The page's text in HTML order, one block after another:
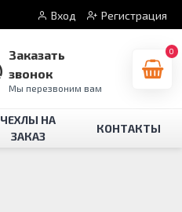
Вход Регистрация
Заказать
звонок
Мы перезвоним вам
0
ЧЕХЛЫ НА
ЗАКАЗ
КОНТАКТЫ